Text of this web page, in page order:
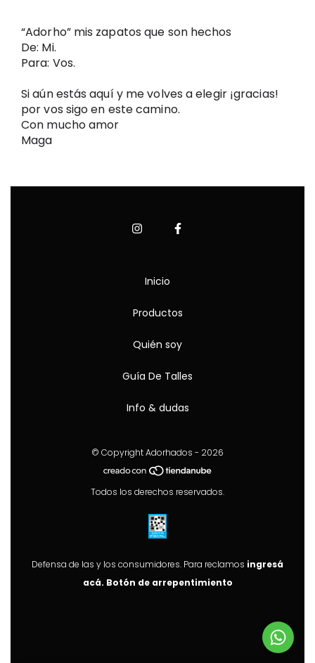
“Adorho” mis zapatos que son hechos
De: Mi.
Para: Vos.
Si aún estás aquí y me volves a elegir ¡gracias!
por vos sigo en este camino.
Con mucho amor
Maga
Inicio
Productos
Quién soy
Guía De Talles
Info & dudas
© Copyright Adorhados - 2026
Todos los derechos reservados.
Defensa de las y los consumidores. Para reclamos ingresá
acá. Botón de arrepentimiento